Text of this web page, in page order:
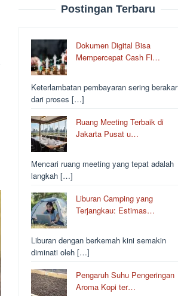
Postingan Terbaru
Dokumen Digital Bisa
Mempercepat Cash Fl…
Keterlambatan pembayaran sering berakar
dari proses […]
Ruang Meeting Terbaik di
Jakarta Pusat u…
Mencari ruang meeting yang tepat adalah
langkah […]
Liburan Camping yang
Terjangkau: Estimas…
Liburan dengan berkemah kini semakin
diminati oleh […]
Pengaruh Suhu Pengeringan
Aroma Kopi ter…